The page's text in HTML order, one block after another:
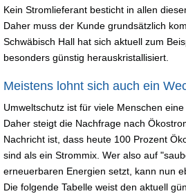
Kein Stromlieferant besticht in allen
Daher muss der Kunde grundsätzlich
Schwäbisch Hall hat sich aktuell zum
besonders günstig herauskristallisiert.
Meistens lohnt sich auch ein
Umweltschutz ist für viele Menschen
Daher steigt die Nachfrage nach
Nachricht ist, dass heute 100 Prozent
sind als ein Strommix. Wer also auf
erneuerbaren Energien setzt, kann nun
Die folgende Tabelle weist den aktuell